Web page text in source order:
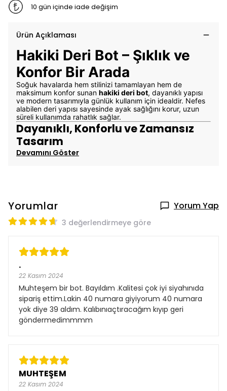
10 gün içinde iade değişim
Ürün Açıklaması
Hakiki Deri Bot – Şıklık ve
Konfor Bir Arada
Soğuk havalarda hem stilinizi tamamlayan hem de
maksimum konfor sunan hakiki deri bot, dayanıklı yapısı
ve modern tasarımıyla günlük kullanım için idealdir. Nefes
alabilen deri yapısı sayesinde ayak sağlığını korur, uzun
süreli kullanımda rahatlık sağlar.
Dayanıklı, Konforlu ve Zamansız
Tasarım
Devamını Göster
Yorumlar Yorum Yap
3 değerlendirmeye göre
.
22 Kasım 2024
Muhteşem bir bot. Bayıldım .Kalitesi çok iyi siyahınıda
sipariş ettim.Lakin 40 numara giyiyorum 40 numara
yok diye 39 aldım. Kalıbınıaçtıracağım kıyıp geri
göndermedimmmm
MUHTEŞEM
22 Kasım 2024